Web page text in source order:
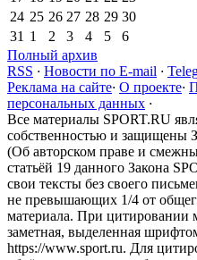
24 25 26 27 28 29 30
31 1 2 3 4 5
6
Полный архив
RSS · Новости по E-mail ·
Реклама на сайте· О проекте·
персональных данных ·
Все материалы SPORT.RU
собственностью и защищены
(Об авторском праве и
статьёй 19 данного Закона
свои тексты без своего
не превышающих 1/4 от
материала. При цитировании
заметная, выделенная
https://www.sport.ru. Для